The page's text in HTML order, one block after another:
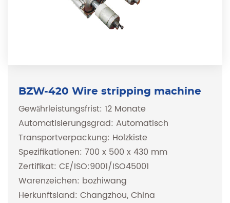
BZW-420 Wire stripping machine
Gewährleistungsfrist: 12 Monate
Automatisierungsgrad: Automatisch
Transportverpackung: Holzkiste
Spezifikationen: 700 x 500 x 430 mm
Zertifikat: CE/ISO:9001/ISO45001
Warenzeichen: bozhiwang
Herkunftsland: Changzhou, China